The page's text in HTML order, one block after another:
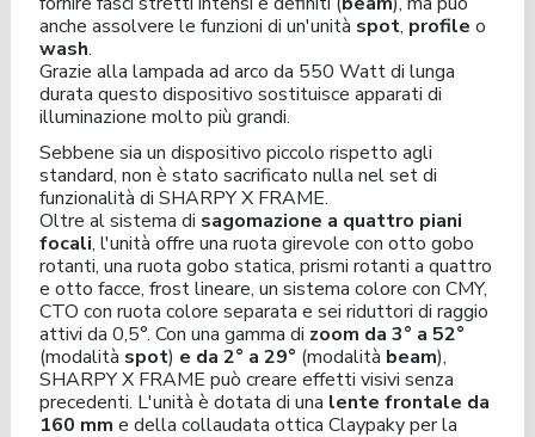
anche assolvere le funzioni di un'unità spot, profile o
wash.
Grazie alla lampada ad arco da 550 Watt di lunga
durata questo dispositivo sostituisce apparati di
illuminazione molto più grandi.
Sebbene sia un dispositivo piccolo rispetto agli
standard, non è stato sacrificato nulla nel set di
funzionalità di SHARPY X FRAME.
Oltre al sistema di sagomazione a quattro piani
focali, l'unità offre una ruota girevole con otto gobo
rotanti, una ruota gobo statica, prismi rotanti a quattro
e otto facce, frost lineare, un sistema colore con CMY,
CTO con ruota colore separata e sei riduttori di raggio
attivi da 0,5°. Con una gamma di zoom da 3° a 52°
(modalità spot) e da 2° a 29° (modalità beam),
SHARPY X FRAME può creare effetti visivi senza
precedenti. L'unità è dotata di una lente frontale da
160 mm e della collaudata ottica Claypaky per la